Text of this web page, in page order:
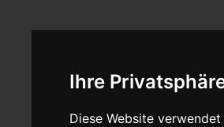
Ihre
Diese Website